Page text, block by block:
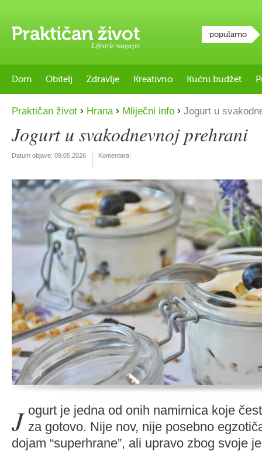
Lifestyle magazin
popularno
Dom Obitelj Zdravlje Kreativno Kućni budžet
Praktičan život › Hrana › Mliječni info › Jogurt u
Jogurt u svakodnevnoj prehrani
Datum objave: 09.05.2026 Komentara:
Jogurt je jedna od onih namirnica koje često uzimamo zdravo za gotovo. Nije nov, nije posebno
dojam “superhrane”, ali upravo zbog svoje